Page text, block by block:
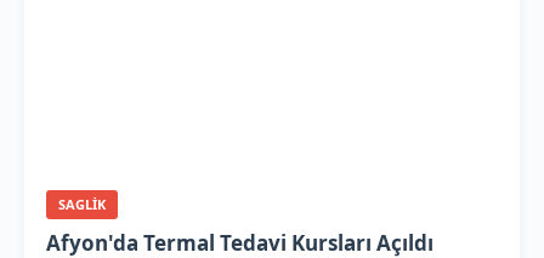
SAGLIK
Afyon'da Termal Tedavi Kursları Açıldı